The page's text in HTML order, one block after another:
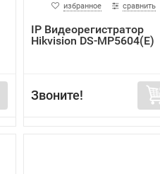
избранное сравнить
IP Видеорегистратор
Hikvision DS-MP5604(E)
Звоните!